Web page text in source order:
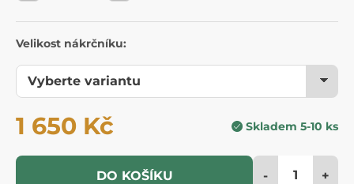
Velikost nákrčníku:
1 650 Kč Skladem 5-10 ks
DO KOŠÍKU - +